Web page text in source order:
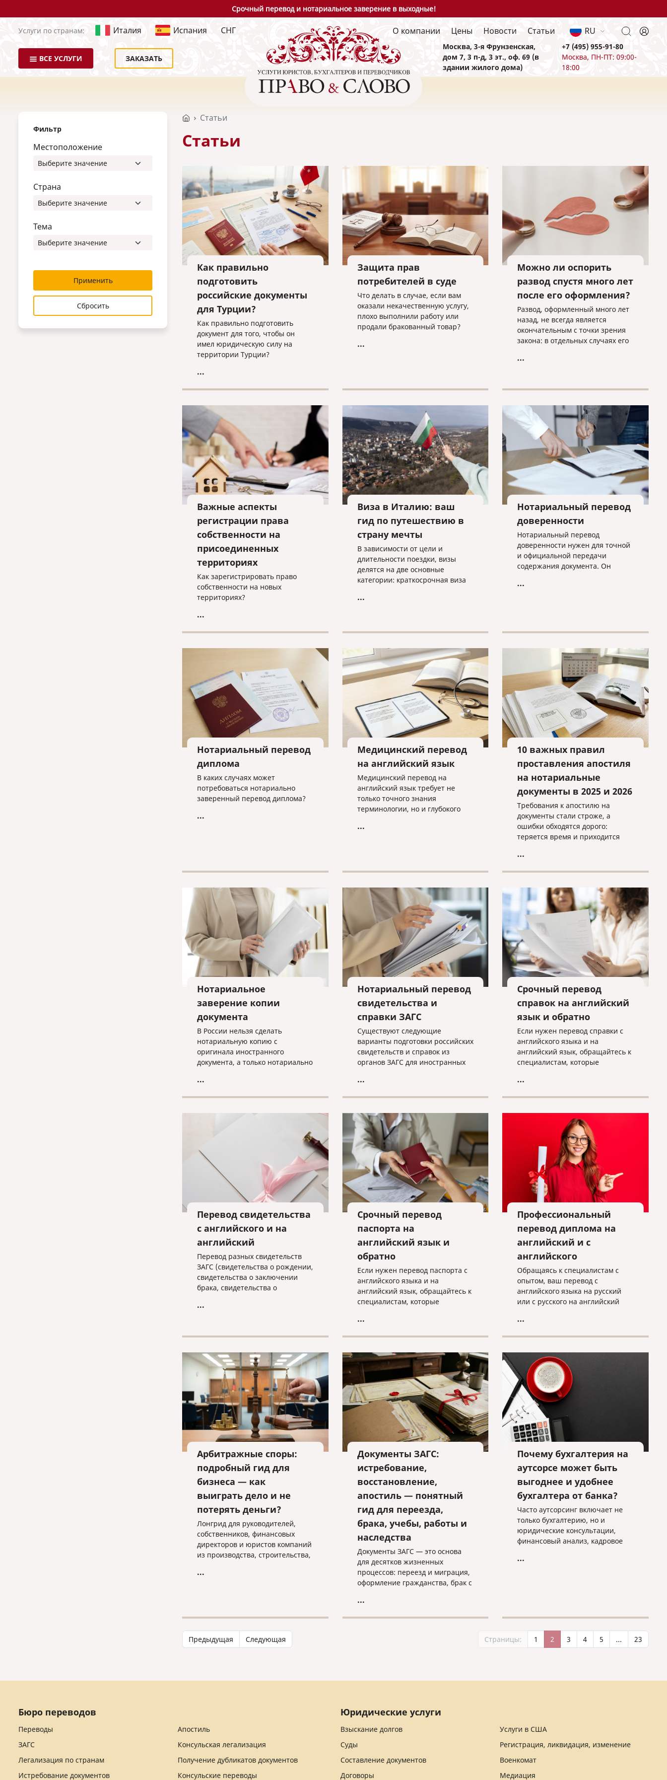
Срочный перевод и нотариальное заверение в выходные!
Услуги по странам: Италия Испания СНГ
ВСЕ УСЛУГИ ЗАКАЗАТЬ
О компании Цены Новости Статьи RU
Москва, 3-я Фрунзенская,
дом 7, 3 п-д, 3 эт., оф. 69 (в
здании жилого дома)
+7 (495) 955-91-80
Москва, ПН-ПТ: 09:00-
18:00
Фильтр
Местоположение
Страна
Тема
Применить
Сбросить
Статьи
Статьи
Как правильно
подготовить
российские документы
для Турции?
Как правильно подготовить
документ для того, чтобы он
имел юридическую силу на
территории Турции?
...
Защита прав
потребителей в суде
Что делать в случае, если вам
оказали некачественную услугу,
плохо выполнили работу или
продали бракованный товар?
...
Можно ли оспорить
развод спустя много лет
после его оформления?
Развод, оформленный много лет
назад, не всегда является
окончательным с точки зрения
закона: в отдельных случаях его
длительное время.
...
Важные аспекты
регистрации права
собственности на
присоединенных
территориях
Как зарегистрировать право
собственности на новых
территориях?
...
Виза в Италию: ваш
гид по путешествию в
страну мечты
В зависимости от цели и
длительности поездки, визы
делятся на две основные
категории: краткосрочная виза
долгосрочная виза типа «D»
...
Нотариальный перевод
доверенности
Нотариальный перевод
доверенности нужен для точной
и официальной передачи
содержания документа. Он
силу при использовании в
...
Нотариальный перевод
диплома
В каких случаях может
потребоваться нотариально
заверенный перевод диплома?
...
Медицинский перевод
на английский язык
Медицинский перевод на
английский язык требует не
только точного знания
терминологии, но и глубокого
контекста. Качество перевода в
коммуникации.
...
10 важных правил
проставления апостиля
на нотариальные
документы в 2025 и 2026
Требования к апостилю на
документы стали строже, а
ошибки обходятся дорого:
теряется время и приходится
ключевых правил, которые
нотариальное оформление и
избежать типичных причин
отказа, чтобы апостиль приняли
с первого раза.
...
Нотариальное
заверение копии
документа
В России нельзя сделать
нотариальную копию с
оригинала иностранного
документа, а только нотариально
...
Нотариальный перевод
свидетельства и
справки ЗАГС
Существуют следующие
варианты подготовки российских
свидетельств и справок из
органов ЗАГС для иностранных
...
Срочный перевод
справок на английский
язык и обратно
Если нужен перевод справки с
английского языка и на
английский язык, обращайтесь к
специалистам, которые
необходимые требования. Мы
...
Перевод свидетельства
с английского и на
английский
Перевод разных свидетельств
ЗАГС (свидетельства о рождении,
свидетельства о заключении
брака, свидетельства о
свидетельства о смерти) с
необходим для оформления
документов для гражданства
иного государства.
...
Срочный перевод
паспорта на
английский язык и
обратно
Если нужен перевод паспорта с
английского языка и на
английский язык, обращайтесь к
специалистам, которые
необходимые требования. Мы
...
Профессиональный
перевод диплома на
английский и с
английского
Обращаясь к специалистам с
опытом, ваш перевод с
английского языка на русский
или с русского на английский
требования принимающей
...
Арбитражные споры:
подробный гид для
бизнеса — как
выиграть дело и не
потерять деньги?
Лонгрид для руководителей,
собственников, финансовых
директоров и юристов компаний
из производства, строительства,
финансового сектора,
и блоком «вопрос—ответ».
...
Документы ЗАГС:
истребование,
восстановление,
апостиль — понятный
гид для переезда,
брака, учебы, работы и
наследства
Документы ЗАГС — это основа
для десятков жизненных
процессов: переезд и миграция,
оформление гражданства, брак с
семьи, поступление в
...
Почему бухгалтерия на
аутсорсе может быть
выгоднее и удобнее
бухгалтера от банка?
Часто аутсорсинг включает не
только бухгалтерию, но и
юридические консультации,
финансовый анализ, кадровое
полезные вещи, которые нужны
...
Страницы: 1 2 3 4 5 ... 23
Предыдущая Следующая
Бюро переводов
Переводы
Апостиль
ЗАГС
Консульская легализация
Легализация по странам
Получение дубликатов документов
Истребование документов
Консульские переводы
Юридические услуги
Взыскание долгов
Услуги в США
Суды
Регистрация, ликвидация, изменение
Составление документов
Военкомат
Договоры
Медиация